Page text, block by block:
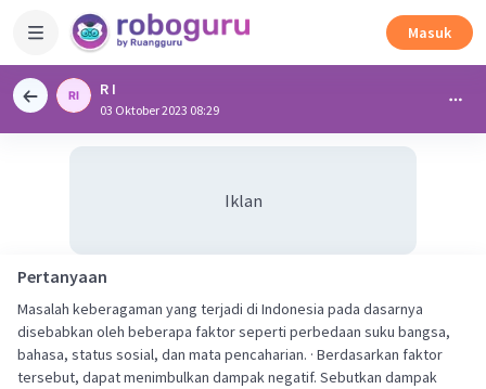
Masuk
R I
03 Oktober 2023 08:29
Iklan
Pertanyaan
Masalah keberagaman yang terjadi di Indonesia pada dasarnya
disebabkan oleh beberapa faktor seperti perbedaan suku bangsa,
bahasa, status sosial, dan mata pencaharian. · Berdasarkan faktor
tersebut, dapat menimbulkan dampak negatif. Sebutkan dampak